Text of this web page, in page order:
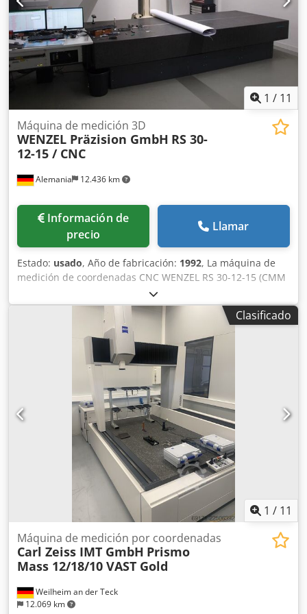
1 / 11
Alemania 12.436 km
Máquina de medición 3D
WENZEL Präzision GmbH RS 30-
12-15 / CNC
Información de
precio
Llamar
Estado: usado, Año de fabricación: 1992, La máquina de
medición de coordenadas CNC WENZEL RS 30-12-15 (CMM
3D) es ideal para tareas de medición 3D de precisión en el
control de calidad, la metrología de fabricación y la
inspección de recepción de mercancías. Está equipada con
control CNC y sistema de palpación Renishaw PH10 / TP20.
Su amplio rango de medición de 3.000 x 2.000 x 1.500 mm
(X/Y/Z) permite la medición de piezas de gran tamaño.
Dcodpfjzqc Hrex Al Rjk La máquina es ideal para su uso en
la fabricación de herramientas, moldes y máquinas, así
como en cualquier otro ámbito donde se requieran
mediciones de coordenadas de alta precisión.
Clasificado
1 / 11
Weilheim an der Teck
12.069 km
Máquina de medición por coordenadas
Carl Zeiss IMT GmbH Prismo
Mass 12/18/10 VAST Gold